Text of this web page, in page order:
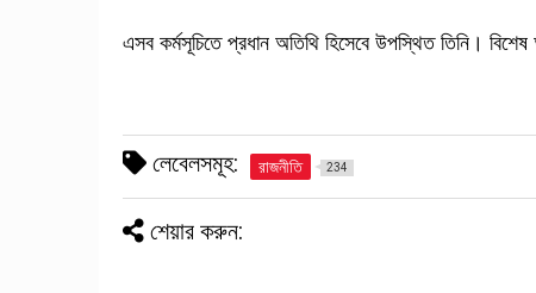
এসব কর্মসূচিতে প্রধান অতিথি হিসেবে উপস্থিত তিনি। বিশেষ
লেবেলসমূহ: রাজনীতি 234
শেয়ার করুন: